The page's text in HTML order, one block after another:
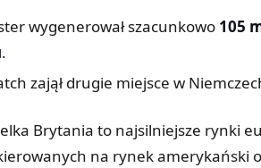
wygenerował szacunkowo 105
.
zajął drugie miejsce w
Brytania to najsilniejsze rynki
na rynek amerykański